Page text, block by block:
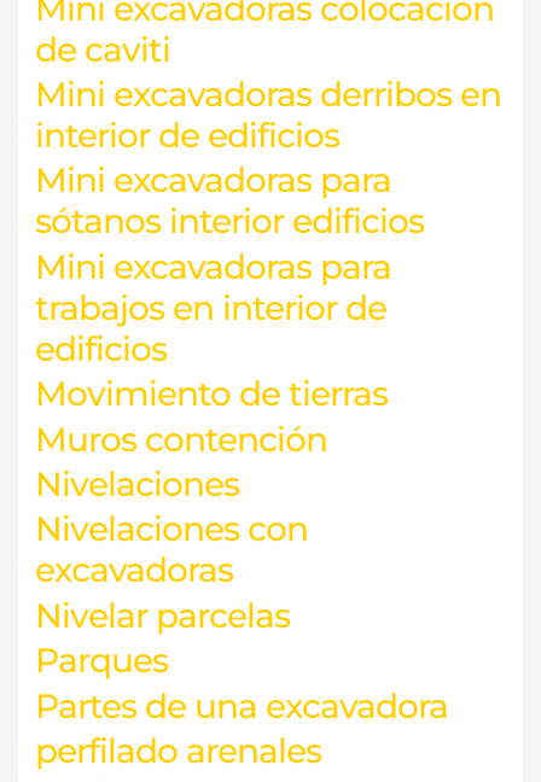
de caviti
Mini excavadoras derribos en
interior de edificios
Mini excavadoras para
sótanos interior edificios
Mini excavadoras para
trabajos en interior de
edificios
Movimiento de tierras
Muros contención
Nivelaciones
Nivelaciones con
excavadoras
Nivelar parcelas
Parques
Partes de una excavadora
perfilado arenales